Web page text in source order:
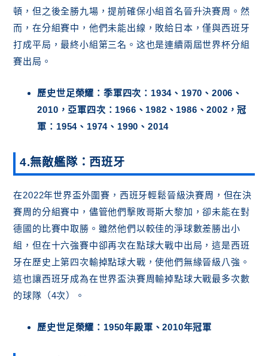
頓，但之後全勝九場，提前確保小組首名晉升決賽周。然
而，在分組賽中，他們未能出線，敗給日本，僅與西班牙
打成平局，最終小組第三名。这也是連續兩屆世界杯分組
賽出局。
歷史世足榮耀：季軍四次：1934、1970、2006、
2010，亞軍四次：1966、1982、1986、2002，冠
軍：1954、1974、1990、2014
4.無敵艦隊：西班牙
在2022年世界盃外圍賽，西班牙輕鬆晉級決賽周，但在決
賽周的分組賽中，儘管他們擊敗哥斯大黎加，卻未能在對
德國的比賽中取勝。雖然他們以較佳的淨球數差勝出小
組，但在十六強賽中卻再次在點球大戰中出局，這是西班
牙在歷史上第四次輸掉點球大戰，使他們無緣晉級八強。
這也讓西班牙成為在世界盃決賽周輸掉點球大戰最多次數
的球隊（4次）。
歷史世足榮耀：1950年殿軍、2010年冠軍